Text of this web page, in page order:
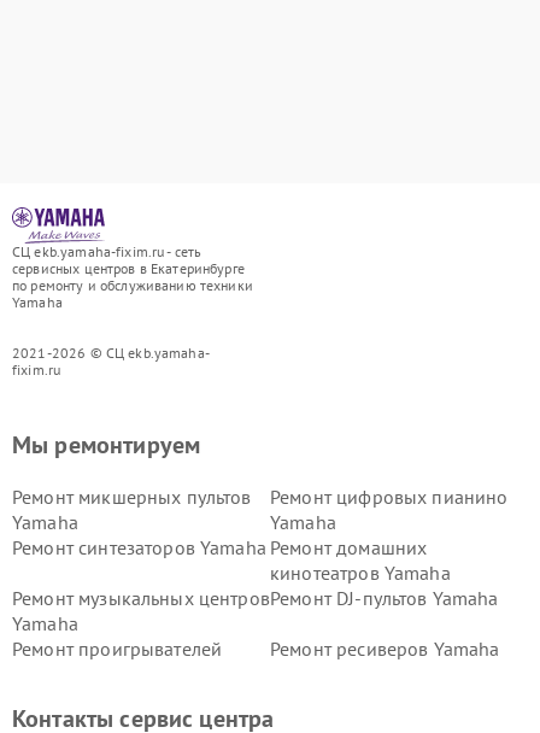
СЦ ekb.yamaha-fixim.ru - сеть
сервисных центров в Екатеринбурге
по ремонту и обслуживанию техники
Yamaha
2021-2026 © СЦ ekb.yamaha-
fixim.ru
Мы ремонтируем
Ремонт микшерных пультов
Yamaha
Ремонт цифровых пианино
Yamaha
Ремонт синтезаторов Yamaha Ремонт домашних
кинотеатров Yamaha
Ремонт музыкальных центров
Yamaha
Ремонт DJ-пультов Yamaha
Ремонт проигрывателей
Ремонт ресиверов Yamaha
Yamaha
Yamaha
Контакты сервис центра